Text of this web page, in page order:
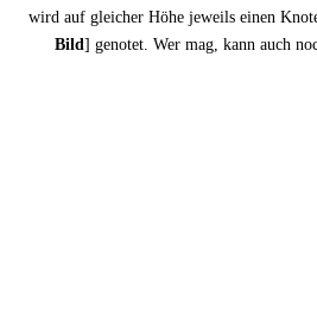
wird auf gleicher Höhe jeweils einen
Bild ] genotet. Wer mag, kann auch